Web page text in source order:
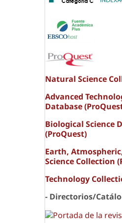
Natural Science
Advanced
Database
Biological Science
(ProQuest)
Earth,
Science Collection
Technology
- Directorios/